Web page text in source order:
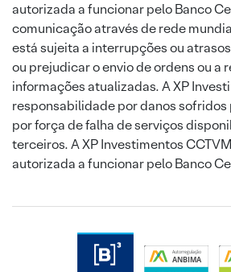
autorizada a funcionar pelo Banco
comunicação através de rede
está sujeita a interrupções ou
ou prejudicar o envio de ordens ou a
informações atualizadas. A XP
responsabilidade por danos sofridos
por força de falha de serviços
terceiros. A XP Investimentos
autorizada a funcionar pelo Banco